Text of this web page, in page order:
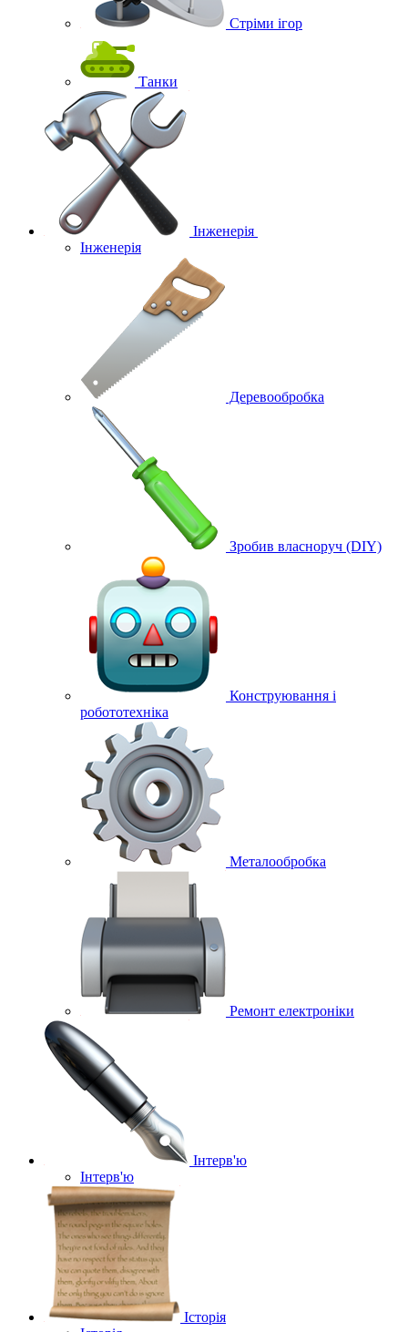
Стріми ігор
Танки
Інженерія
Інженерія
Деревообробка
Зробив власноруч (DIY)
Конструювання і
робототехніка
Металообробка
Ремонт електроніки
Інтерв'ю
Інтерв'ю
Історія